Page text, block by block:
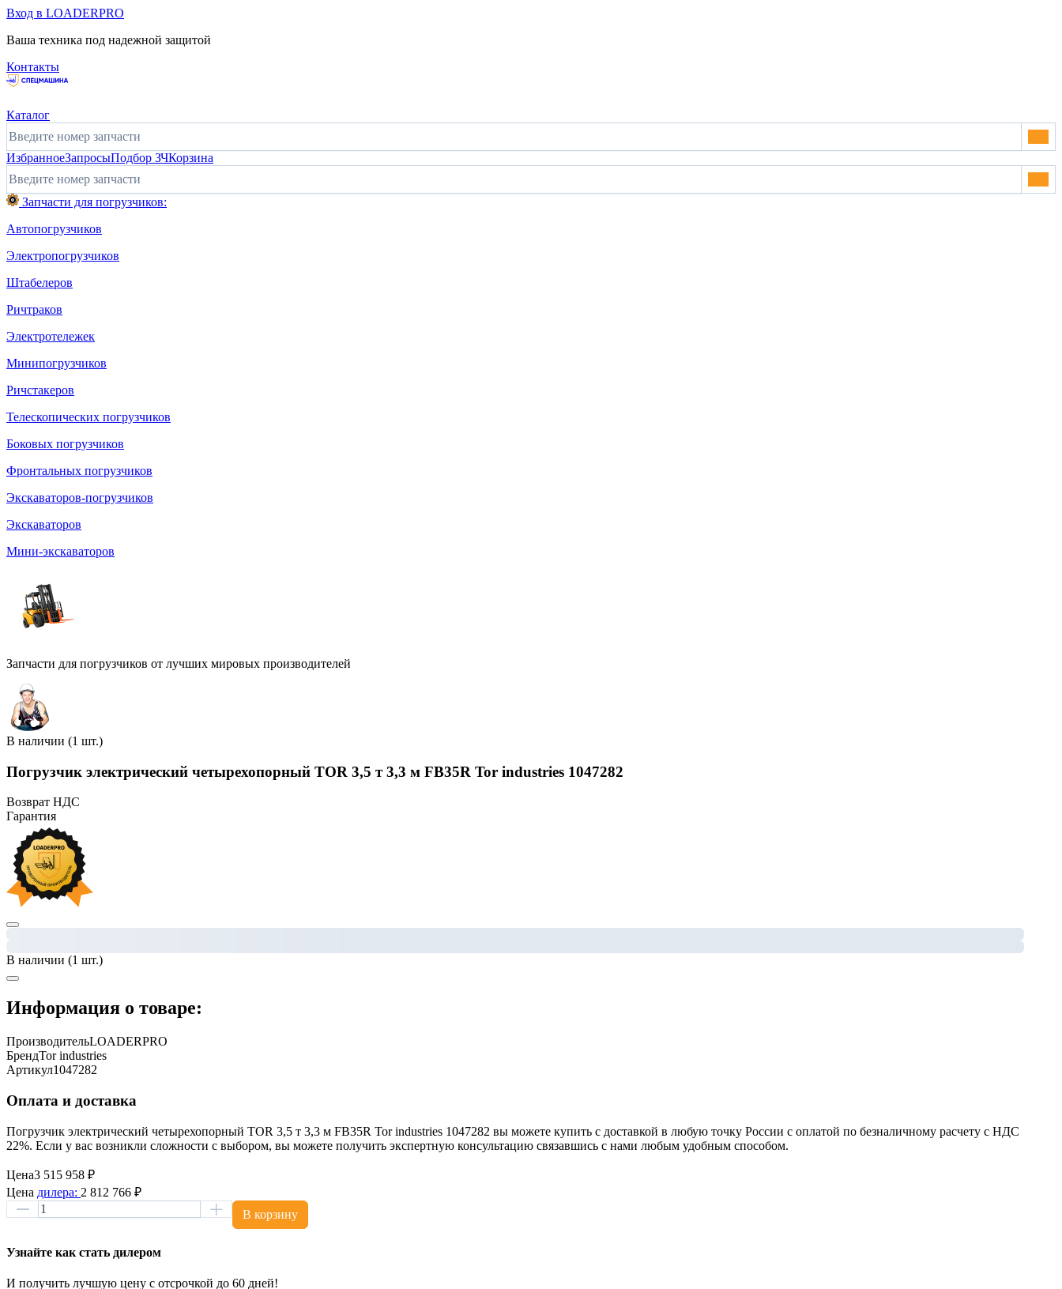
Вход в LOADERPRO
Ваша техника под надежной защитой
Контакты
Каталог
ИзбранноеЗапросыПодбор ЗЧКорзина
Запчасти для погрузчиков:
Автопогрузчиков
Электропогрузчиков
Штабелеров
Ричтраков
Электротележек
Минипогрузчиков
Ричстакеров
Телескопических погрузчиков
Боковых погрузчиков
Фронтальных погрузчиков
Экскаваторов-погрузчиков
Экскаваторов
Мини-экскаваторов
Запчасти для погрузчиков от лучших мировых производителей
В наличии (1 шт.)
Погрузчик электрический четырехопорный TOR 3,5 т 3,3 м FB35R Tor industries 1047282
Возврат НДС
Гарантия
В наличии (1 шт.)
Информация о товаре:
ПроизводительLOADERPRO
БрендTor industries
Артикул1047282
Оплата и доставка
Погрузчик электрический четырехопорный TOR 3,5 т 3,3 м FB35R Tor industries 1047282 вы можете купить с доставкой в любую точку России с оплатой по безналичному расчету с НДС
22%. Если у вас возникли сложности с выбором, вы можете получить экспертную консультацию связавшись с нами любым удобным способом.
Цена3 515 958 ₽
Цена дилера: 2 812 766 ₽
В корзину
Узнайте как стать дилером
И получить лучшую цену с отсрочкой до 60 дней!